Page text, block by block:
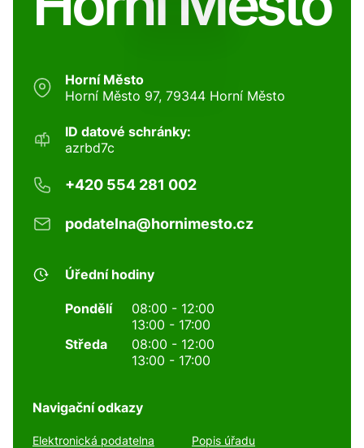
Horní Město
Horní Město 97, 79344 Horní Město
ID datové schránky:
azrbd7c
+420 554 281 002
podatelna@hornimesto.cz
Úřední hodiny
Pondělí
08:00 - 12:00
13:00 - 17:00
Středa
08:00 - 12:00
13:00 - 17:00
Navigační odkazy
Elektronická podatelna Popis úřadu